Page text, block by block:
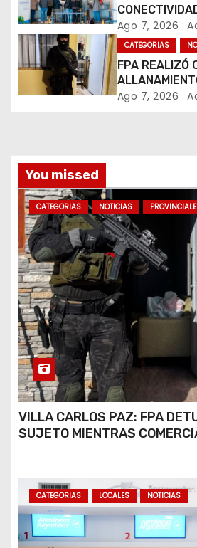
r
a
d
CUATRO
BUENOS
Ago 7, 2026
CATEGORIAS
FPA REALIZÓ
BUSTOS-
Ago 7, 2026
You missed
CATEGORIAS NOTICIAS
VILLA CARLOS PAZ: FPA
SUJETO MIENTRAS
CATEGORIAS LOCALES NOTICIAS